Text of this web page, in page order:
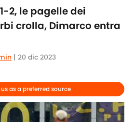
2, le pagelle dei
crolla, Dimarco entra
| 20 dic 2023
as a preferred source